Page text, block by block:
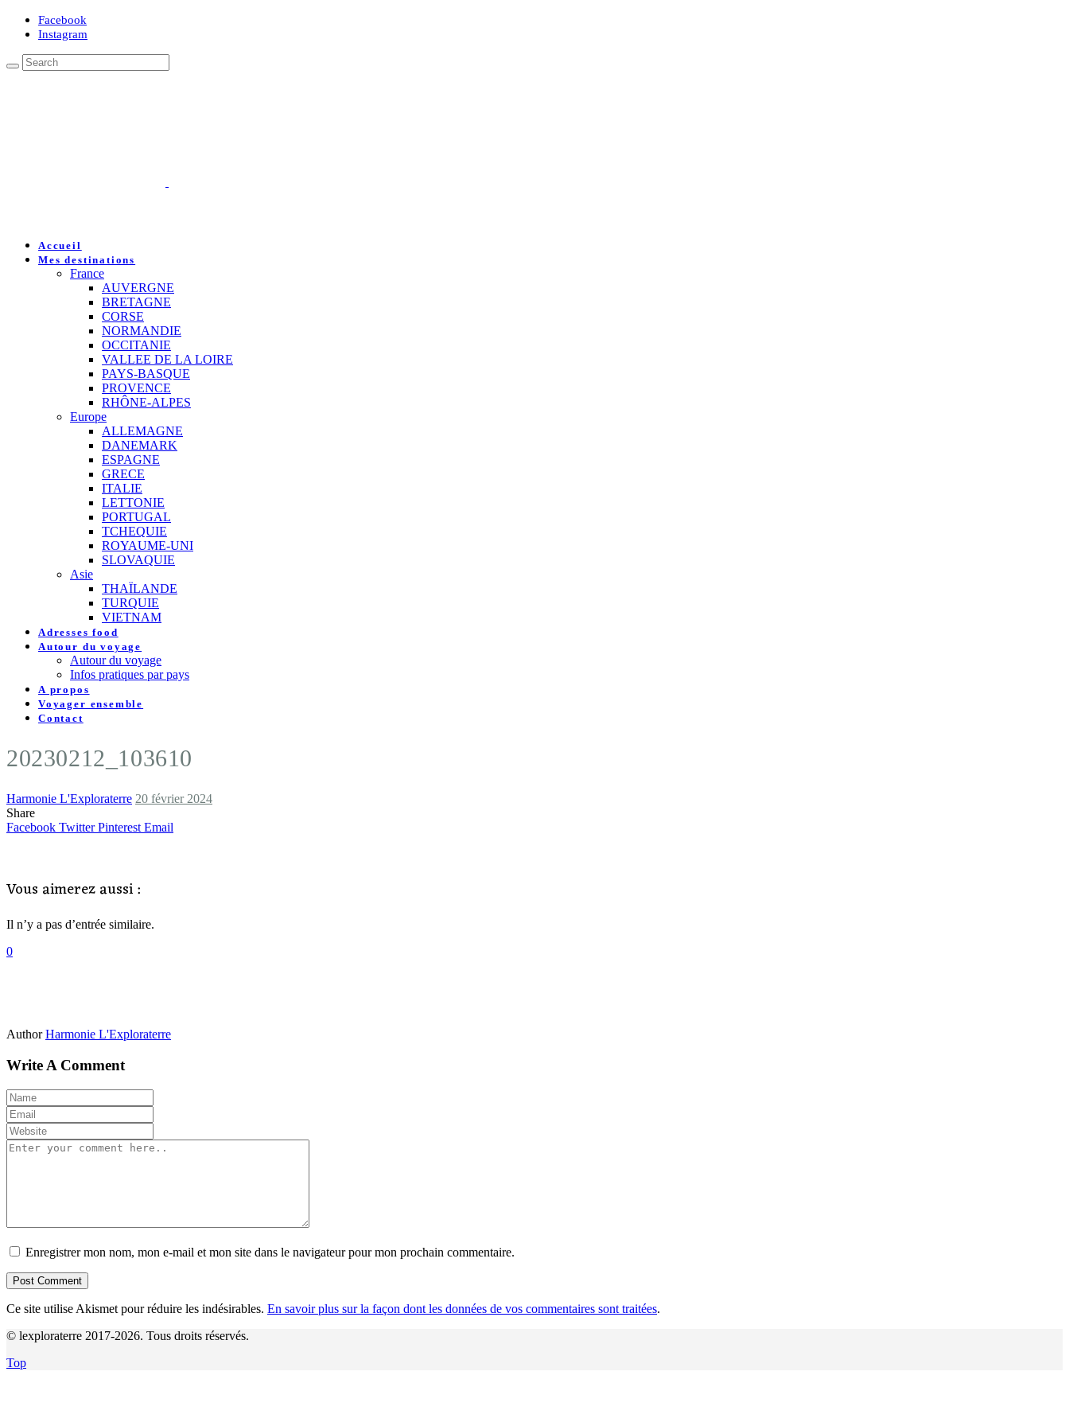
Facebook
Instagram
Accueil
Mes destinations
France
AUVERGNE
BRETAGNE
CORSE
NORMANDIE
OCCITANIE
VALLEE DE LA LOIRE
PAYS-BASQUE
PROVENCE
RHÔNE-ALPES
Europe
ALLEMAGNE
DANEMARK
ESPAGNE
GRECE
ITALIE
LETTONIE
PORTUGAL
TCHEQUIE
ROYAUME-UNI
SLOVAQUIE
Asie
THAÏLANDE
TURQUIE
VIETNAM
Adresses food
Autour du voyage
Autour du voyage
Infos pratiques par pays
A propos
Voyager ensemble
Contact
20230212_103610
Harmonie L'Exploraterre 20 février 2024
Share
Facebook Twitter Pinterest Email
Vous aimerez aussi :
Il n’y a pas d’entrée similaire.
0
Author Harmonie L'Exploraterre
Write A Comment
Enregistrer mon nom, mon e-mail et mon site dans le navigateur pour mon prochain commentaire.
Ce site utilise Akismet pour réduire les indésirables. En savoir plus sur la façon dont les données de vos commentaires sont traitées.
© lexploraterre 2017-2026. Tous droits réservés.
Top